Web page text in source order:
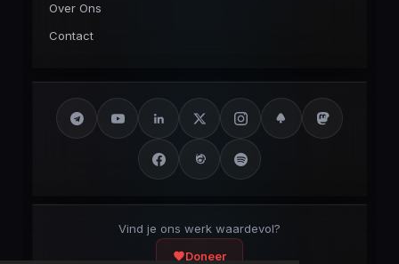
Over Ons
Contact
Vind je ons werk waardevol?
Doneer